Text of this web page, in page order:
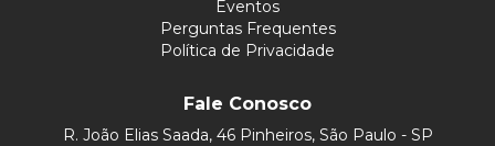
Eventos
Perguntas Frequentes
Política de Privacidade
Fale Conosco
R. João Elias Saada, 46 Pinheiros, São Paulo - SP